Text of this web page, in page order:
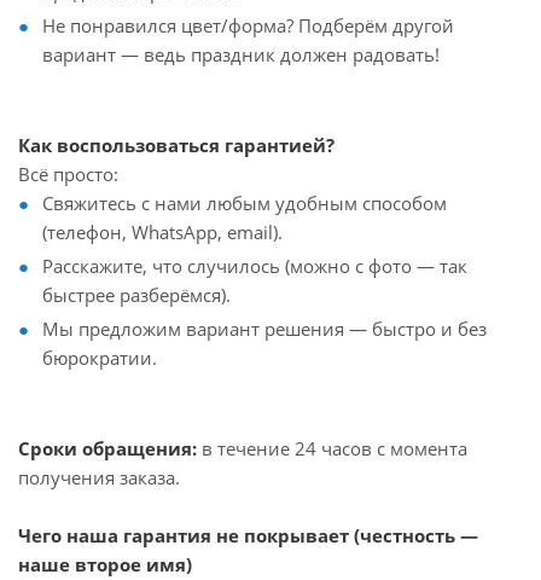
Не понравился цвет/форма? Подберём другой
вариант — ведь праздник должен радовать!
Как воспользоваться гарантией?
Всё просто:
Свяжитесь с нами любым удобным способом
(телефон, WhatsApp, email).
Расскажите, что случилось (можно с фото — так
быстрее разберёмся).
Мы предложим вариант решения — быстро и без
бюрократии.
Сроки обращения: в течение 24 часов с момента
получения заказа.
Чего наша гарантия не покрывает (честность —
наше второе имя)